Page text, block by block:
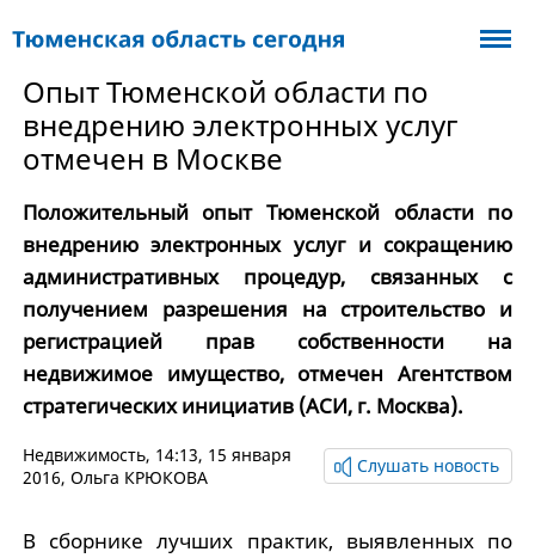
Опыт Тюменской области по
внедрению электронных услуг
отмечен в Москве
Положительный опыт Тюменской области по
внедрению электронных услуг и сокращению
административных процедур, связанных с
получением разрешения на строительство и
регистрацией прав собственности на
недвижимое имущество, отмечен Агентством
стратегических инициатив (АСИ, г. Москва).
Недвижимость, 14:13, 15 января
2016, Ольга КРЮКОВА
Слушать новость
В сборнике лучших практик, выявленных по